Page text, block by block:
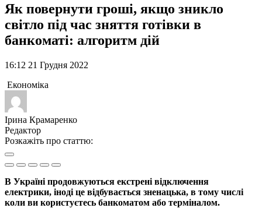
Як повернути гроші, якщо зникло
світло під час зняття готівки в
банкоматі: алгоритм дій
16:12 21 Грудня 2022
Економіка
Ірина Крамаренко
Редактор
Розкажіть про статтю:
В Україні продовжуються екстрені відключення
електрики, іноді це відбувається зненацька, в тому числі
коли ви користуєтесь банкоматом або терміналом.